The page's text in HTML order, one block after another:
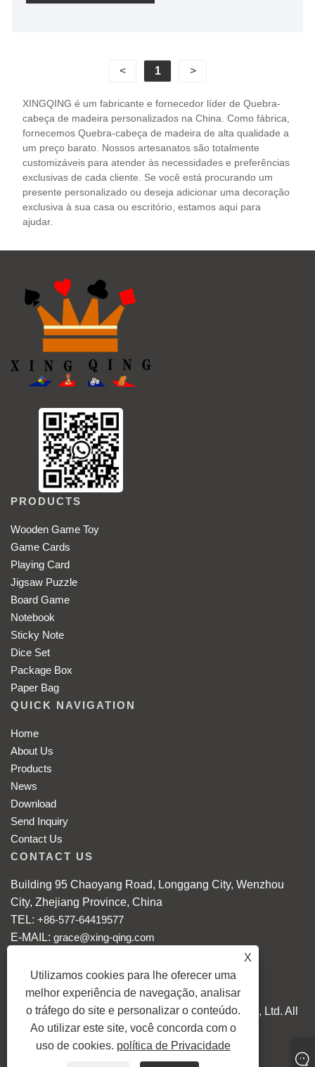
gerenciamento de produção, engenheiros técnicos,
< 1 >
XINGQING é um fabricante e fornecedor líder de Quebra-
cabeça de madeira personalizados na China. Como fábrica,
fornecemos Quebra-cabeça de madeira de alta qualidade a
um preço barato. Nossos artesanatos são totalmente
customizáveis ​​para atender às necessidades e preferências
exclusivas de cada cliente. Se você está procurando um
presente personalizado ou deseja adicionar uma decoração
exclusiva à sua casa ou escritório, estamos aqui para
ajudar.
PRODUCTS
Wooden Game Toy
Game Cards
Playing Card
Jigsaw Puzzle
Board Game
Notebook
Sticky Note
Dice Set
Package Box
Paper Bag
QUICK NAVIGATION
Home
About Us
Products
News
Download
Send Inquiry
Contact Us
CONTACT US
Building 95 Chaoyang Road, Longgang City, Wenzhou
City, Zhejiang Province, China
TEL: +86-577-64419577
E-MAIL: grace@xing-qing.com
WhatsApp:+86-18868086608
Copyright © 2024 Longgang Xingqing Crafts Co., Ltd. All
Rights reserved.
X
Utilizamos cookies para lhe oferecer uma
melhor experiência de navegação, analisar
o tráfego do site e personalizar o conteúdo.
Ao utilizar este site, você concorda com o
uso de cookies. política de Privacidade